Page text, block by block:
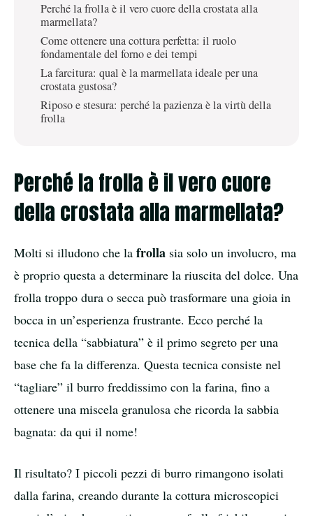
Perché la frolla è il vero cuore della crostata alla
marmellata?
Come ottenere una cottura perfetta: il ruolo
fondamentale del forno e dei tempi
La farcitura: qual è la marmellata ideale per una
crostata gustosa?
Riposo e stesura: perché la pazienza è la virtù della
frolla
Perché la frolla è il vero cuore
della crostata alla marmellata?
Molti si illudono che la frolla sia solo un involucro, ma
è proprio questa a determinare la riuscita del dolce. Una
frolla troppo dura o secca può trasformare una gioia in
bocca in un’esperienza frustrante. Ecco perché la
tecnica della “sabbiatura” è il primo segreto per una
base che fa la differenza. Questa tecnica consiste nel
“tagliare” il burro freddissimo con la farina, fino a
ottenere una miscela granulosa che ricorda la sabbia
bagnata: da qui il nome!
Il risultato? I piccoli pezzi di burro rimangono isolati
dalla farina, creando durante la cottura microscopici